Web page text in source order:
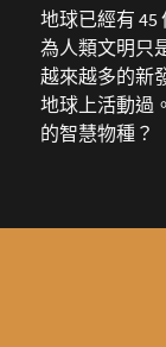
地球已經有
為人類文明只
越來越多的新
地球上活動過
的智慧物種？